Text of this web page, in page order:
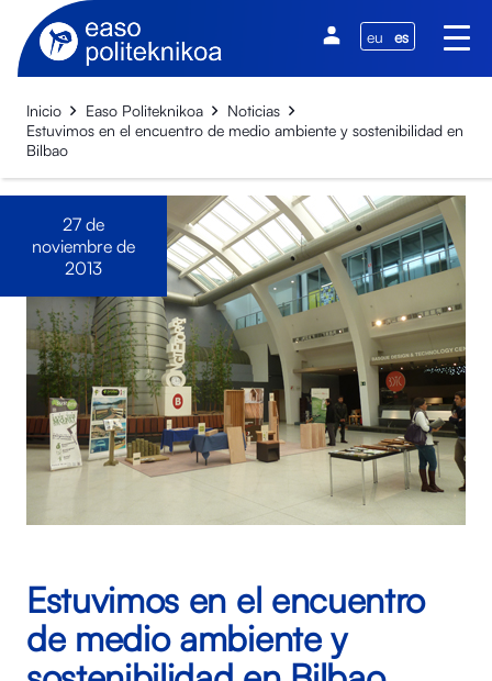
eu es
Inicio Easo Politeknikoa
Noticias
Estuvimos en el encuentro de medio ambiente y sostenibilidad en
Bilbao
27 de
noviembre de
2013
Estuvimos en el encuentro
de medio ambiente y